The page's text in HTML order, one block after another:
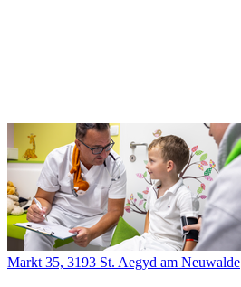
Markt 35, 3193 St. Aegyd am Neuwalde